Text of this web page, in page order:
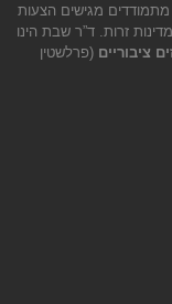
מגישים הצעות
זרות. ד”ר שבת הינו
ציבוריים (פרלשטין